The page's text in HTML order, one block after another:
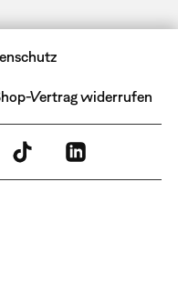
Vertrag widerrufen